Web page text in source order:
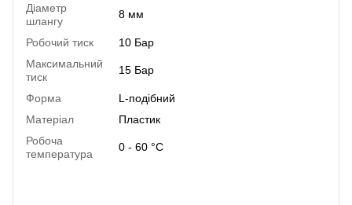
Діаметр
шлангу
8 мм
Робочий тиск
10 Бар
Максимальний
тиск
15 Бар
Форма
L-подібний
Матеріал
Пластик
Робоча
температура
0 - 60 °C